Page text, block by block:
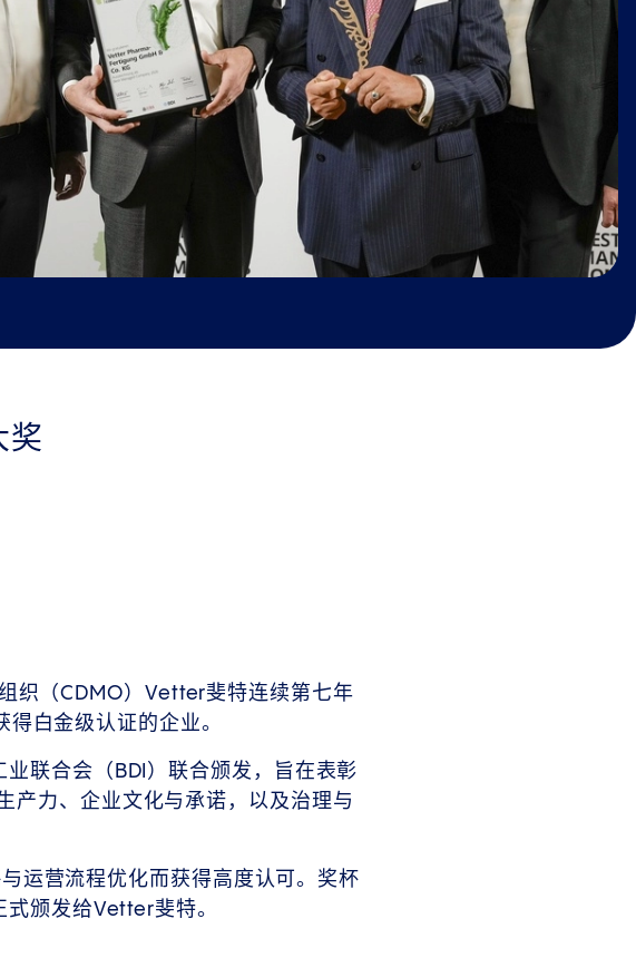
奖
织（CDMO）Vetter斐特连续第七年
白金级认证的企业。
联合会（BDI）联合颁发，旨在表彰
产力、企业文化与承诺，以及治理与
运营流程优化而获得高度认可。奖杯
颁发给Vetter斐特。